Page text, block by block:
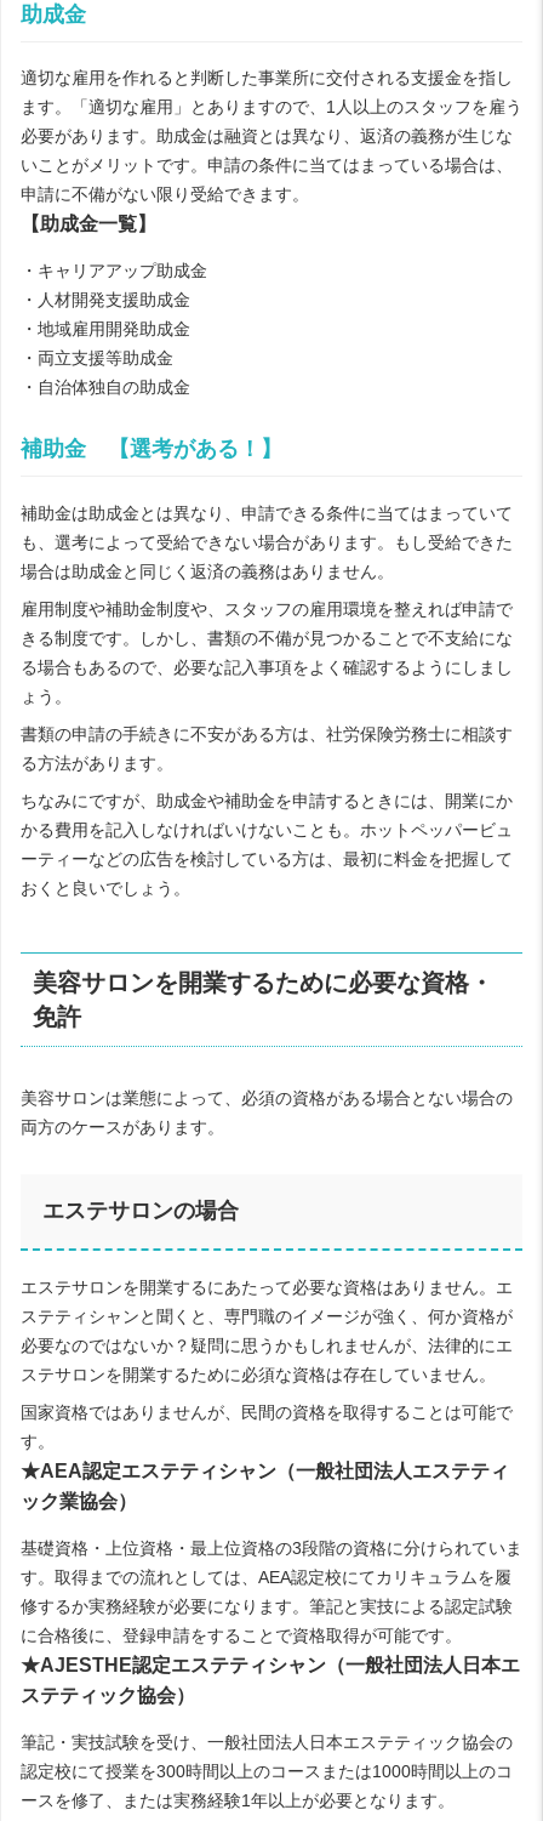
助成金
適切な雇用を作れると判断した事業所に交付される支援金を指し
ます。「適切な雇用」とありますので、1人以上のスタッフを雇う
必要があります。助成金は融資とは異なり、返済の義務が生じな
いことがメリットです。申請の条件に当てはまっている場合は、
申請に不備がない限り受給できます。
【助成金一覧】
・キャリアアップ助成金
・人材開発支援助成金
・地域雇用開発助成金
・両立支援等助成金
・自治体独自の助成金
補助金 【選考がある！】
補助金は助成金とは異なり、申請できる条件に当てはまっていて
も、選考によって受給できない場合があります。もし受給できた
場合は助成金と同じく返済の義務はありません。
雇用制度や補助金制度や、スタッフの雇用環境を整えれば申請で
きる制度です。しかし、書類の不備が見つかることで不支給にな
る場合もあるので、必要な記入事項をよく確認するようにしまし
ょう。
書類の申請の手続きに不安がある方は、社労保険労務士に相談す
る方法があります。
ちなみにですが、助成金や補助金を申請するときには、開業にか
かる費用を記入しなければいけないことも。ホットペッパービュ
ーティーなどの広告を検討している方は、最初に料金を把握して
おくと良いでしょう。
美容サロンを開業するために必要な資格・
免許
美容サロンは業態によって、必須の資格がある場合とない場合の
両方のケースがあります。
エステサロンの場合
エステサロンを開業するにあたって必要な資格はありません。エ
ステティシャンと聞くと、専門職のイメージが強く、何か資格が
必要なのではないか？疑問に思うかもしれませんが、法律的にエ
ステサロンを開業するために必須な資格は存在していません。
国家資格ではありませんが、民間の資格を取得することは可能で
す。
★AEA認定エステティシャン（一般社団法人エステティ
ック業協会）
基礎資格・上位資格・最上位資格の3段階の資格に分けられていま
す。取得までの流れとしては、AEA認定校にてカリキュラムを履
修するか実務経験が必要になります。筆記と実技による認定試験
に合格後に、登録申請をすることで資格取得が可能です。
★AJESTHE認定エステティシャン（一般社団法人日本エ
ステティック協会）
筆記・実技試験を受け、一般社団法人日本エステティック協会の
認定校にて授業を300時間以上のコースまたは1000時間以上のコ
ースを修了、または実務経験1年以上が必要となります。